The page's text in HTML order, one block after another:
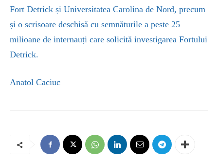
Fort Detrick și Universitatea Carolina de Nord, precum
și o scrisoare deschisă cu semnăturile a peste 25
milioane de internauți care solicită investigarea Fortului
Detrick.
Anatol Caciuc